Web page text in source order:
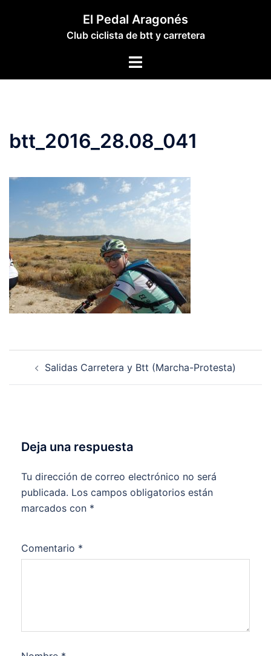
El Pedal Aragonés
Club ciclista de btt y carretera
Alternar
btt_2016_28.08_041
Salidas Carretera y Btt (Marcha-Protesta)
Deja una respuesta
Tu dirección de correo electrónico no será
publicada. Los campos obligatorios están
marcados con *
Comentario *